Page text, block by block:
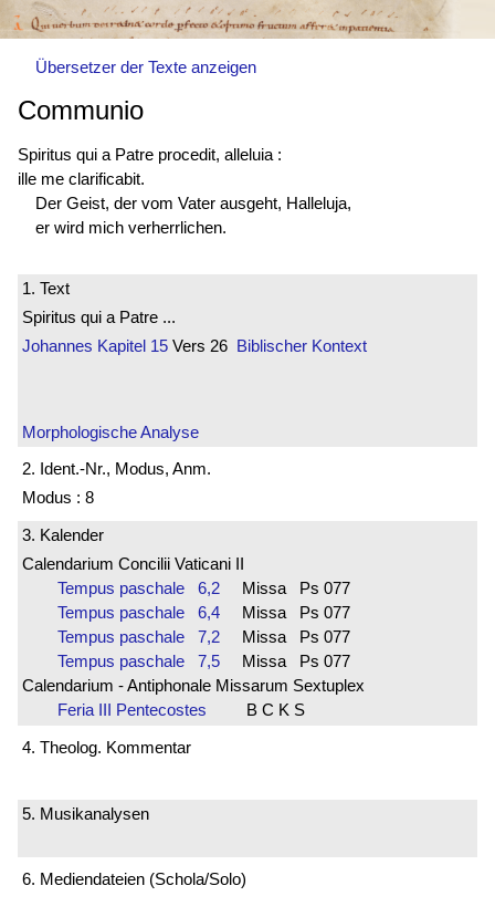
Übersetzer der Texte anzeigen
Communio
Spiritus qui a Patre procedit, alleluia :
ille me clarificabit.
Der Geist, der vom Vater ausgeht, Halleluja,
er wird mich verherrlichen.
1. Text
Spiritus qui a Patre ...
Johannes Kapitel 15 Vers 26 Biblischer Kontext
Morphologische Analyse
2. Ident.-Nr., Modus, Anm.
Modus : 8
3. Kalender
Calendarium Concilii Vaticani II
Tempus paschale 6,2 Missa Ps 077
Tempus paschale 6,4 Missa Ps 077
Tempus paschale 7,2 Missa Ps 077
Tempus paschale 7,5 Missa Ps 077
Calendarium - Antiphonale Missarum Sextuplex
Feria III Pentecostes
B C K S
4. Theolog. Kommentar
5. Musikanalysen
6. Mediendateien (Schola/Solo)